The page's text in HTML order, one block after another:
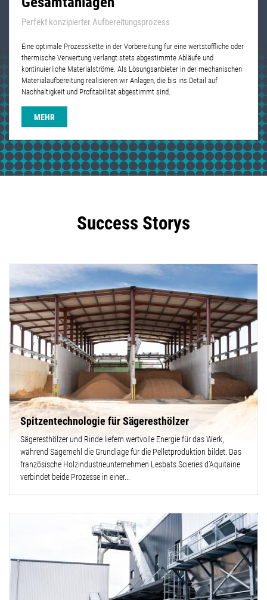
Perfekt konzipierter Aufbereitungsprozess
Eine optimale Prozesskette in der Vorbereitung für eine wertstoffliche oder
thermische Verwertung verlangt stets abgestimmte Abläufe und
kontinuierliche Materialströme. Als Lösungsanbieter in der mechanischen
Materialaufbereitung realisieren wir Anlagen, die bis ins Detail auf
Nachhaltigkeit und Profitabilität abgestimmt sind.
MEHR
Success Storys
Spitzentechnologie für Sägeresthölzer
Sägeresthölzer und Rinde liefern wertvolle Energie für das Werk,
während Sägemehl die Grundlage für die Pelletproduktion bildet. Das
französische Holzindustrieunternehmen Lesbats Scieries d’Aquitaine
verbindet beide Prozesse in einer...